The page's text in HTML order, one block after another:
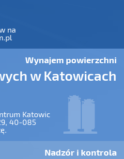
na
Wynajem powierzchni
w Katowicach
Katowic
40-085
Nadzór i kontrola